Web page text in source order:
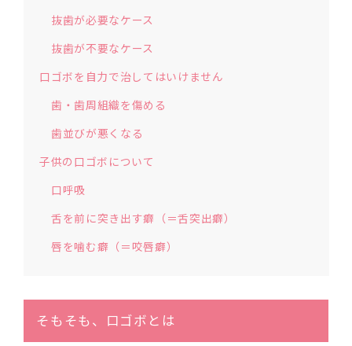
抜歯が必要なケース
抜歯が不要なケース
口ゴボを自力で治してはいけません
歯・歯周組織を傷める
歯並びが悪くなる
子供の口ゴボについて
口呼吸
舌を前に突き出す癖（＝舌突出癖）
唇を噛む癖（＝咬唇癖）
そもそも、口ゴボとは